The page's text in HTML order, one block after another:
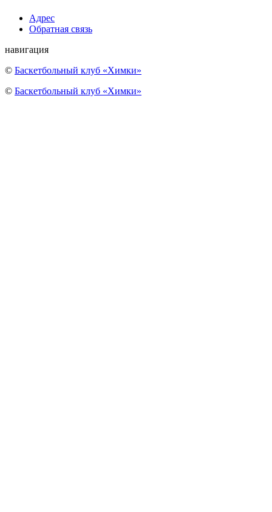
Адрес
Обратная связь
навигация
© Баскетбольный клуб «Химки»
© Баскетбольный клуб «Химки»